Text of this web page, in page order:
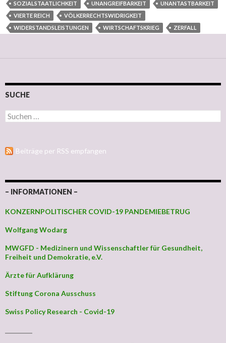
SOZIALSTAATLICHKEIT
UNANGREIFBARKEIT
UNANTASTBARKEIT
VIERTE REICH
VÖLKERRECHTSWIDRIGKEIT
WIDERSTANDSLEISTUNGEN
WIRTSCHAFTSKRIEG ZERFALL
SUCHE
Suchen nach:
Beiträge per RSS empfangen
– INFORMATIONEN –
KONZERNPOLITISCHER COVID-19 PANDEMIEBETRUG
Wolfgang Wodarg
MWGFD - Medizinern und Wissenschaftler für Gesundheit,
Freiheit und Demokratie, e.V.
Ärzte für Aufklärung
Stiftung Corona Ausschuss
Swiss Policy Research - Covid-19